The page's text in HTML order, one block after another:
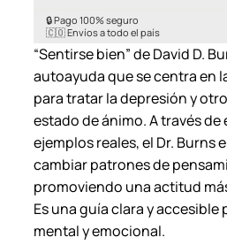
🔒 Pago 100% seguro
🇨🇴 Envíos a todo el país
“Sentirse bien” de David D.
autoayuda que se centra en
para tratar la depresión y
estado de ánimo. A través
ejemplos reales, el Dr. Burns
cambiar patrones de
promoviendo una actitud
Es una guía clara y accesible
mental y emocional.